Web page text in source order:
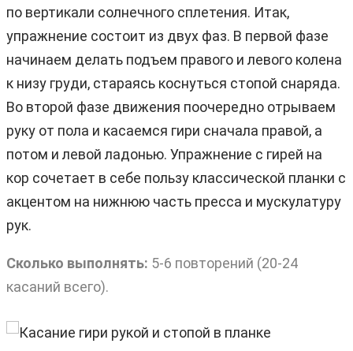
по вертикали солнечного сплетения. Итак,
упражнение состоит из двух фаз. В первой фазе
начинаем делать подъем правого и левого колена
к низу груди, стараясь коснуться стопой снаряда.
Во второй фазе движения поочередно отрываем
руку от пола и касаемся гири сначала правой, а
потом и левой ладонью. Упражнение с гирей на
кор сочетает в себе пользу классической планки с
акцентом на нижнюю часть пресса и мускулатуру
рук.
Сколько выполнять: 5-6 повторений (20-24
касаний всего).